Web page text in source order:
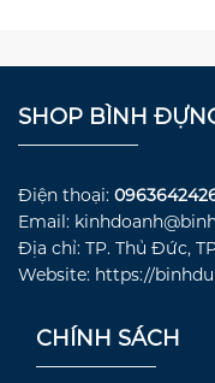
SHOP BÌNH
Điện thoại:
Email:
Địa chỉ: TP. Thủ Đức,
Website: https://
CHÍNH SÁCH